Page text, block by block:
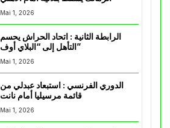
Mai 1, 2026
الرابطة الثانية : اتحاد الحراش يحسم
التأهل إلى “البلاي أوف”
Mai 1, 2026
الدوري الفرنسي : استبعاد عبدلي من
قائمة مرسيليا أمام نانت
Mai 1, 2026